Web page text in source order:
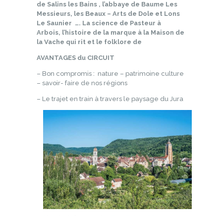
de Salins les Bains , l’abbaye de Baume Les
Messieurs, les Beaux – Arts de Dole et Lons
Le Saunier …. La science de Pasteur à
Arbois, l’histoire de la marque à la Maison de
la Vache qui rit et le folklore de
AVANTAGES du CIRCUIT
– Bon compromis : nature – patrimoine culture
– savoir- faire de nos régions
– Le trajet en train à travers le paysage du Jura